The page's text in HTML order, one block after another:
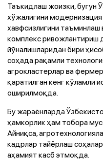
Таъкидлаш жоизки, бугун
хўжалигини
хавфсизлигини
комплекс ривожлантириш
йўналишларидан бири
соҳада рақамли
агрокластерлар ва
қаратилган кенг кўламли
оширилмоқда.
Бу жараёнларда
ҳамкорлик ҳам тобора
Айниқса,
кадрлар тайёрлаш
аҳамият касб этмоқда.